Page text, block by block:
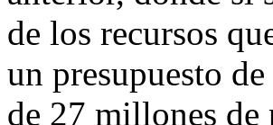
de los recursos
un presupuesto
de 27 millones de